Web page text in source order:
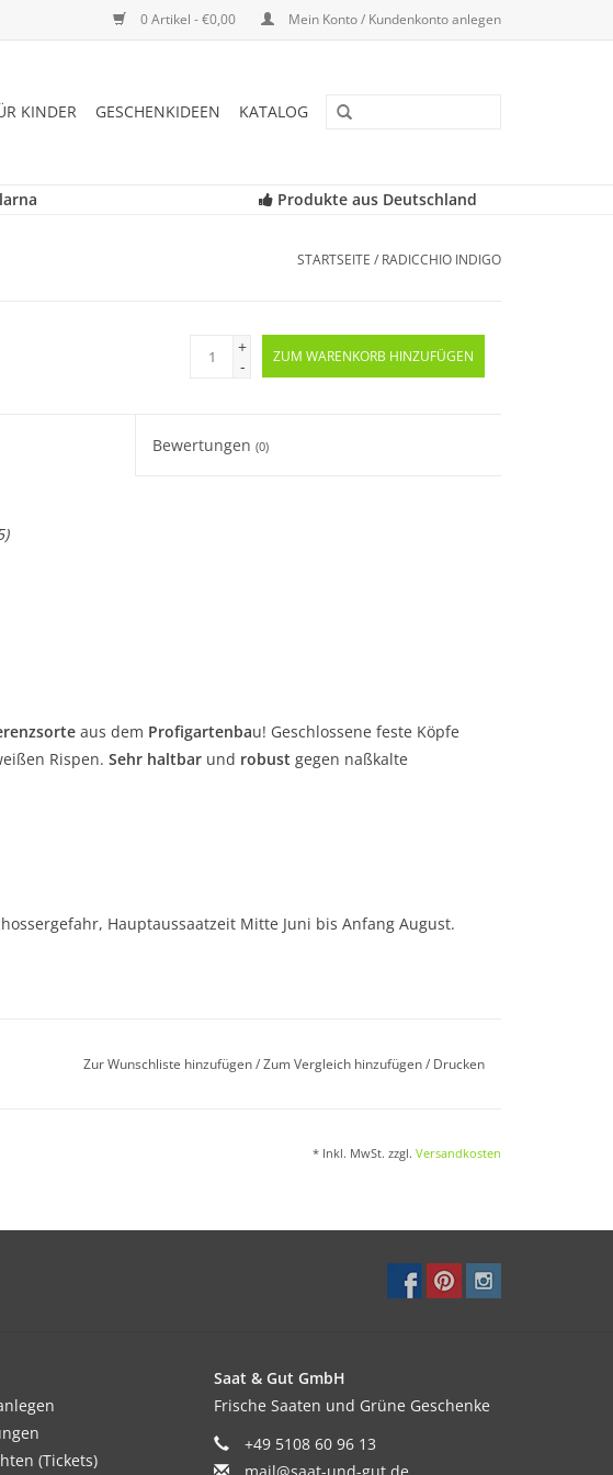
0 Artikel - €0,00 Mein Konto / Kundenkonto anlegen
KINDER GESCHENKIDEEN KATALOG
Produkte aus Deutschland
STARTSEITE / RADICCHIO INDIGO
+
-
ZUM WARENKORB HINZUFÜGEN
Bewertungen(0)
aus dem Profigartenbau! Geschlossene feste Köpfe
Rispen. Sehr haltbarund robust gegen naßkalte
Hauptaussaatzeit Mitte Juni bis Anfang August.
Böden. Nur vorsichtig düngen. Allgemein wenig Boden- und
Zur Wunschliste hinzufügen/Zum Vergleich hinzufügen/ Drucken
* Inkl. MwSt. zzgl. Versandkosten
(Tickets)
Saat & Gut GmbH
Frische Saaten und Grüne Geschenke
+49 5108 60 96 13